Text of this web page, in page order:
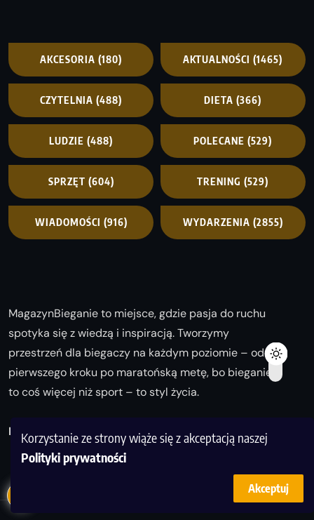
Korzystanie ze strony wiąże się z akceptacją naszej
Polityki prywatności
Akceptuj
AKCESORIA (180) AKTUALNOŚCI (1465)
CZYTELNIA (488) DIETA (366)
LUDZIE (488) POLECANE (529)
SPRZĘT (604) TRENING (529)
WIADOMOŚCI (916) WYDARZENIA (2855)
MagazynBieganie to miejsce, gdzie pasja do ruchu
spotyka się z wiedzą i inspiracją. Tworzymy
przestrzeń dla biegaczy na każdym poziomie – od
pierwszego kroku po maratońską metę, bo bieganie
to coś więcej niż sport – to styl życia.
Biegaj z nami i odkrywaj swoją najlepszą wersję!